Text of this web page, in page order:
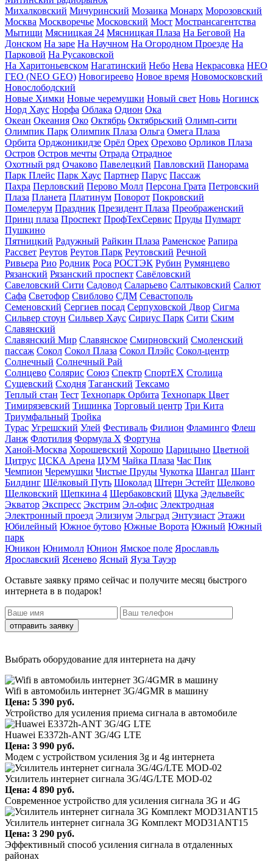
Михалковский Мичуринский Мозаика Монарх Морозовский
Москва Москворечье Московский Мост Мострансагентства
Мытищи Мясницкая 24 Мясницкая Плаза На Беговой На
Донском На заре На Научном На Огородном Проезде На
Парковой На Русаковской
На Харитоньевском Нагатинский Небо Нева Некрасовка НЕО
ГЕО (NEO GEO) Новогиреево Новое время Новомосковский
Новослободский
Новые Химки Новые черемушки Новый свет Новь Ногинск
Норд Хаус Норфа Облака Одион Ока
Океан Океания Око Октябрь Октябрьский Олимп-сити
Олимпик Парк Олимпик Плаза Ольга Омега Плаза
Орбита Орджоникидзе Орёл Орех Орехово Орликов Плаза
Остров Остров мечты Отрада Отрадное
Охотный ряд Очаково Павелецкий Павловский Панорама
Парк Плейс Парк Хаус Партнер Парус Пассаж
Пахра Перловский Перово Молл Персона Грата Петровский
Плаза Планета Платинум Поворот Покровский
Помелерум Праздник Президент Плаза Преображенский
Принц плаза Проспект ПрофТехСервис Пруды Пулмарт
Пушкино
Пятницкий Радужный Райкин Плаза Раменское Рапира
Рассвет Реутов Реутов Парк Реутовский Речной
Ривьера Рио Родник Роса РОСТЭК Рубин Румянцево
Рязанский Рязанский проспект Савёловский
Савеловский Сити Садовод Саларьево Салтыковский Салют
Сафа Светофор Свиблово СДМ Севастополь
Семеновский Сергиев посад Серпуховской Двор Сигма
Сильвер стоун Сильвер Хаус Сириус Парк Сити Ским
Славянский
Славянский Мир Славянское Смирновский Смоленский
пассаж Сокол Сокол Плаза Сокол Плэйс Сокол-центр
Солнечный Солнечный Рай
Солнцево Солярис Союз Спектр СпортЕХ Столица
Сущевский Сходня Таганский Тексамо
Теплый стан Тест Технопарк Орбита Технопарк Цвет
Тимирязевский Тишинка Торговый центр Три Кита
Триумфальный Тройка
Турас Угрешский Улей Фестиваль Филион Фламинго Флеш
Ланж Флотилия Формула X Фортуна
Ханой-Москва Хорошевский Хорошо Царицыно Цветной
Цитрус ЦСКА Арена ЦУМ Чайка Плаза Час Пик
Чемпион Черемушки Чистые Пруды Чукотка Шангал Шант
Билдинг Шёлковый Путь Шоколад Штерн Эстейт Щелково
Щелковский Щепкина 4 Щербаковский Щука Эдельвейс
Экватор Экспресс Экстрим Эл-офис Электродная
Электронный проезд Элизиум Эльград Энтузиаст Этажи
Юбилейный Южное бутово Южные Ворота Южный Южный
парк
Юникон Юнимолл Юнион Ямское поле Ярославль
Ярославский Ясенево Ясный Яуза Тауэр
Оставьте заявку прямо сейчас и получите месяц быстрого
интернета в в подарок!
отправить заявку
Выбрать оборудование для интернета на дачу
Wifi в автомобиль интернет 3G/4GMR в машину
Цена: 5 390 руб.
Устройство для усиления приема сигнала в автомобиле
Huawei E3372h-ANT 3G/4G LTE
Цена: 3 990 руб.
Модем с устройством усиления 3g и 4g интернета
Усилитель интернет сигнала 3G/4G/LTE MOD-02
Цена: 4 890 руб.
Современное устройство для усиления сигнала 3G и 4G
Усилитель интернет сигнала 3G Комплект MOD31ANT15
Цена: 3 290 руб.
Эффективный способ усиления сигнала в отдаленных
районах